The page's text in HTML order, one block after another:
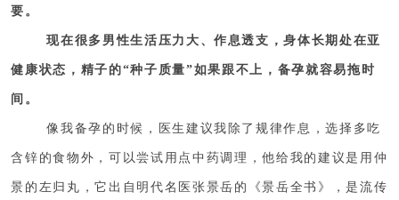
要。
现在很多男性生活压力大、作息透支，身体长期处在亚
健康状态，精子的“种子质量”如果跟不上，备孕就容易拖时
间。
像我备孕的时候，医生建议我除了规律作息，选择多吃
含锌的食物外，可以尝试用点中药调理，他给我的建议是用仲
景的左归丸，它出自明代名医张景岳的《景岳全书》，是流传